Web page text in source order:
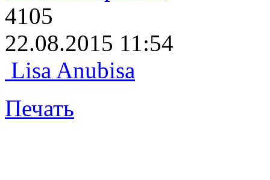
4105
22.08.2015 11:54
Lisa Anubisa
Печать